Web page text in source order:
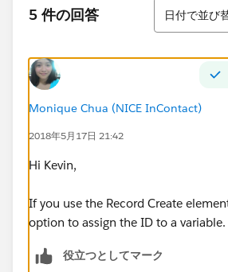
Any suggestings would be greatly
Best,
Kevin
5 件の回答
並び替え
日付で並び
Monique Chua (NICE InContact)
2018年5月17日 21:42
Hi Kevin,
If you use the Record Create
option to assign the ID to a variable.
役立つとしてマーク